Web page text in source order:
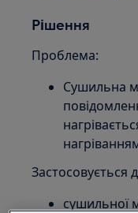
Рішення
Проблема:
Сушильна
Застосовується
сушильної